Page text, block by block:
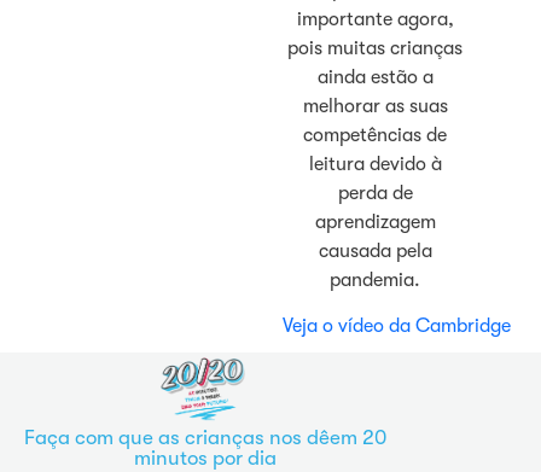
importante agora,
pois muitas crianças
ainda estão a
melhorar as suas
competências de
leitura devido à
perda de
aprendizagem
causada pela
pandemia.
Veja o vídeo da Cambridge
Faça com que as crianças nos dêem 20
minutos por dia